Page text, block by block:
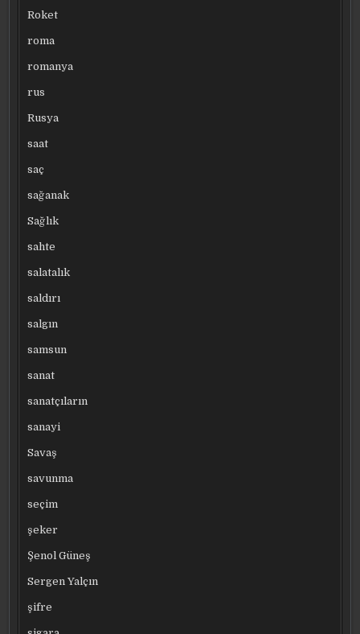
Roket
roma
romanya
rus
Rusya
saat
saç
sağanak
Sağlık
sahte
salatalık
saldırı
salgın
samsun
sanat
sanatçıların
sanayi
Savaş
savunma
seçim
şeker
Şenol Güneş
Sergen Yalçın
şifre